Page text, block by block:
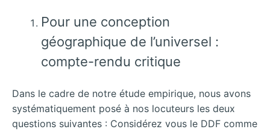
Pour une conception
géographique de l’universel :
compte-rendu critique
Dans le cadre de notre étude empirique, nous avons
systématiquement posé à nos locuteurs les deux
questions suivantes : Considérez vous le DDF comme